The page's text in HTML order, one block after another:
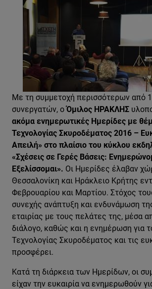
Με τη συμμετοχή περισσότερων από
συνεργατών, οΌμιλος ΗΡΑΚΛΗΣ
ακόμα ενημερωτικές Ημερίδες με
Τεχνολογίας Σκυροδέματος 2016 –
Απειλή» στο πλαίσιο του κύκλου
«Σχέσεις σε Γερές Βάσεις:
Εξελίσσομαι». Οι Ημερίδες έλαβαν
Θεσσαλονίκη και Ηράκλειο Κρήτης
Φεβρουαρίου και Μαρτίου. Στόχος
συνεχής ανάπτυξη και ενδυνάμωση
εταιρίας με τους πελάτες της, μέσα
διάλογο, καθώς και η ενημέρωση για
Τεχνολογίας Σκυροδέματος και τις
προσφέρει.
Κατά τη διάρκεια των Ημερίδων, οι
είχαν την ευκαιρία να ενημερωθούν